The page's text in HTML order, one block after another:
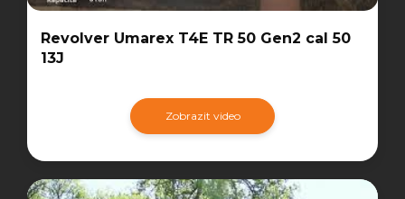
Revolver Umarex T4E TR 50 Gen2 cal 50
13J
Zobrazit video